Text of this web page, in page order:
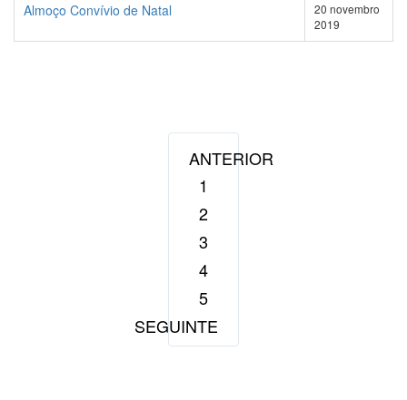
Almoço Convívio de Natal
20 novembro
2019
ANTERIOR
1
2
3
4
5
SEGUINTE